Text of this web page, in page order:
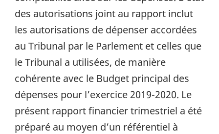
des autorisations joint au rapport inclut
les autorisations de dépenser accordées
au Tribunal par le Parlement et celles que
le Tribunal a utilisées, de manière
cohérente avec le Budget principal des
dépenses pour l’exercice 2019-2020. Le
présent rapport financier trimestriel a été
préparé au moyen d’un référentiel à